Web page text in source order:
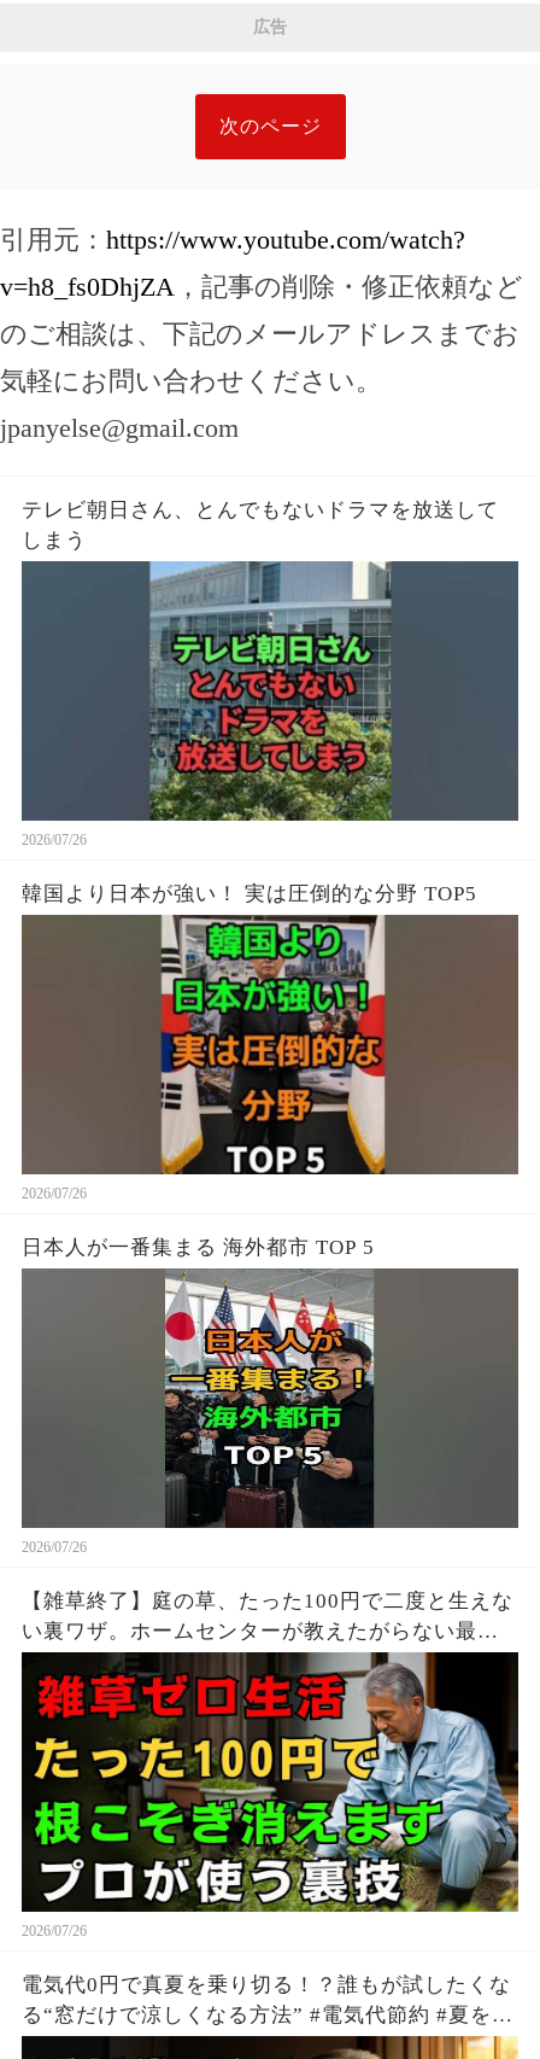
広告
次のページ
引用元： https://www.youtube.com/watch?
v=h8_fs0DhjZA ，記事の削除・修正依頼など
のご相談は、下記のメールアドレスまでお
気軽にお問い合わせください。
jpanyelse@gmail.com
テレビ朝日さん、とんでもないドラマを放送して
しまう
2026/07/26
韓国より日本が強い！ 実は圧倒的な分野 TOP5
2026/07/26
日本人が一番集まる 海外都市 TOP 5
2026/07/26
【雑草終了】庭の草、たった100円で二度と生えな
い裏ワザ。ホームセンターが教えたがらない最強
の天然除草剤の作り方 | 雑草対策 | 安全な除草方法
| シニア 園芸
2026/07/26
電気代0円で真夏を乗り切る！？誰もが試したくな
る“窓だけで涼しくなる方法” #電気代節約 #夏を快